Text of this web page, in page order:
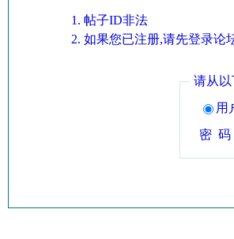
帖子ID非法
如果您已注册,请先登录论
请从
用
密 码